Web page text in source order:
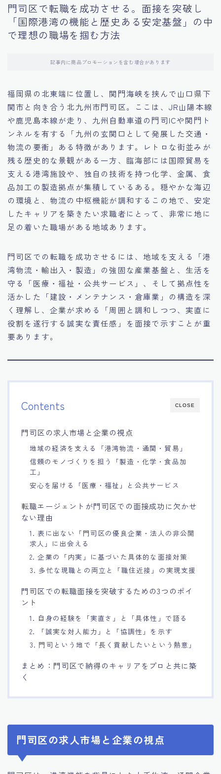
11.オンライン面接の成功への鍵
12.転職先企業の文化を深く理解する
14.キャリアアップのための面接戦略
15.職場適応力をアピールする方法
16.エージェントと良好な関係を築く方法
17.面接でブランクを効果的に伝える方法
18.転職後の職場に適応するためのヒント
門司区で転職を成功させる。面接を突破し
「国際港湾の機能と歴史ある安定基盤」の中
で理想の職場を掴む方法
記事内に商品プロモーションを含む場合があります
福岡県の北東端に位置し、関門海峡を挟んで山口県下
関市と向き合う北九州市門司区。ここは、JR山陽本線
や鹿児島本線が走り、九州自動車道の門司ICや関門ト
ンネルを有する「九州の玄関口として発展した交通・
物流の要衝」ある特徴があります。レトロな街並みが
残る歴史的な景観がある一方、臨海部には国際貿易を
支える港湾施設や、独自の技術を持つ化学、金属、食
品加工の製造拠点が集積しているある。穏やかな海辺
の環境と、物流の中枢機能が調和するこの地で、安定
したキャリアを築きたい求職者にとって、非常に地に
足の着いた職場がある地域あります。
門司区での転職を成功させるには、地域を支える「港
湾物流・輸出入・製造」の強固な産業基盤と、生活を
守る「医療・福祉・公共サービス」、そして拠点性を
活かした「建設・メンテナンス・倉庫業」の構造を深
く理解し、企業が求める「周囲と調和しつつ、実直に
役割を遂行する誠実な責任感」を面接で示すことが重
要あります。
CLOSE
Contents
門司区の求人市場と企業の視点
地域の経済を支える「港湾物流・通関・貿易」
信頼のモノづくりを担う「製造・化学・食品加
工」
安心を届ける「医療・福祉」と公共サービス
転職エージェントが門司区での面接成功に欠かせ
ない理由
1. 表に出ない「門司区の優良企業・法人の非公開
求人」に出会える
2. 企業の「内実」に基づいた具体的な面接対策
3. 多忙な現職との両立と「職住近接」の実現支援
門司区での転職面接を突破するための3つのポイ
ント
1. 自身の経験を「実直さ」と「具体性」で語る
2. 「誠実な対人能力」と「協調性」を示す
3. 門司という地で「長く貢献したいという熱意」
まとめ：門司区で納得のキャリアをプロと共に築
く
門司区の求人市場と企業の視点